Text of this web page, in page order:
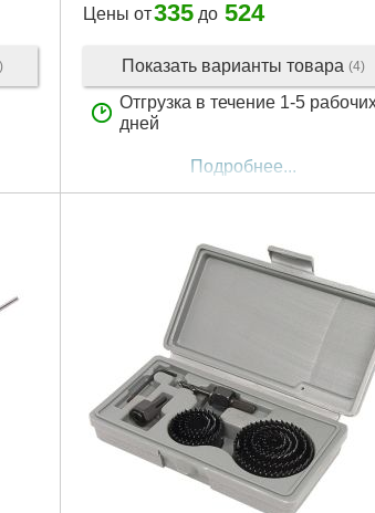
Цены от335 до 524
Показать варианты товара (4)
Отгрузка в течение 1-5
дней
Подробнее...